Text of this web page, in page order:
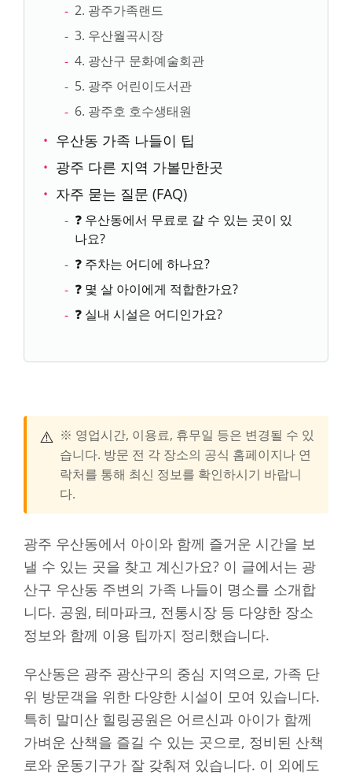
2. 광주가족랜드
3. 우산월곡시장
4. 광산구 문화예술회관
5. 광주 어린이도서관
6. 광주호 호수생태원
우산동 가족 나들이 팁
광주 다른 지역 가볼만한곳
자주 묻는 질문 (FAQ)
❓ 우산동에서 무료로 갈 수 있는 곳이 있
나요?
❓ 주차는 어디에 하나요?
❓ 몇 살 아이에게 적합한가요?
❓ 실내 시설은 어디인가요?
⚠️ ※ 영업시간, 이용료, 휴무일 등은 변경될 수 있
습니다. 방문 전 각 장소의 공식 홈페이지나 연
락처를 통해 최신 정보를 확인하시기 바랍니
다.
광주 우산동에서 아이와 함께 즐거운 시간을 보
낼 수 있는 곳을 찾고 계신가요? 이 글에서는 광
산구 우산동 주변의 가족 나들이 명소를 소개합
니다. 공원, 테마파크, 전통시장 등 다양한 장소
정보와 함께 이용 팁까지 정리했습니다.
우산동은 광주 광산구의 중심 지역으로, 가족 단
위 방문객을 위한 다양한 시설이 모여 있습니다.
특히 말미산 힐링공원은 어르신과 아이가 함께
가벼운 산책을 즐길 수 있는 곳으로, 정비된 산책
로와 운동기구가 잘 갖춰져 있습니다. 이 외에도